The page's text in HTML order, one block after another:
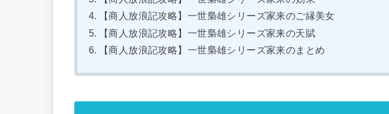
【商人放浪記攻略】一世梟雄シリーズ家来のご縁美女
【商人放浪記攻略】一世梟雄シリーズ家来の天賦
【商人放浪記攻略】一世梟雄シリーズ家来のまとめ